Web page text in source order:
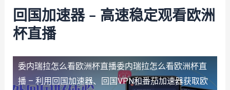
回国加速器 – 高速稳定观看欧洲
杯直播
委内瑞拉怎么看欧洲杯直播委内瑞拉怎么看欧洲杯直
播 – 利用回国加速器、回国VPN和番茄加速器获取欧